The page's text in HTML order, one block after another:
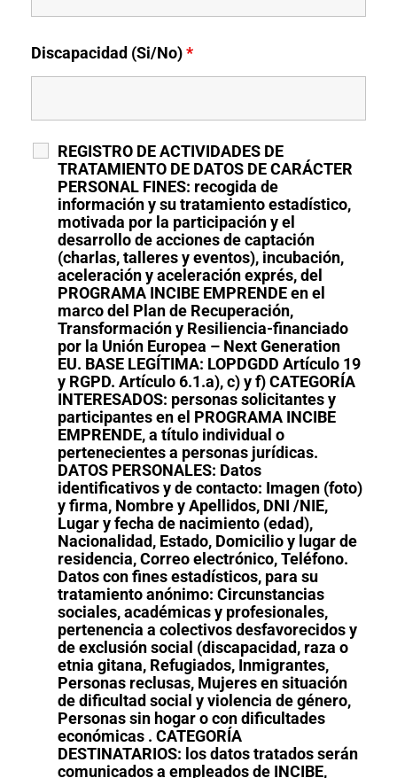
Discapacidad (Si/No)*
REGISTRO DE ACTIVIDADES DE
TRATAMIENTO DE DATOS DE CARÁCTER
PERSONAL FINES: recogida de
información y su tratamiento estadístico,
motivada por la participación y el
desarrollo de acciones de captación
(charlas, talleres y eventos), incubación,
aceleración y aceleración exprés, del
PROGRAMA INCIBE EMPRENDE en el
marco del Plan de Recuperación,
Transformación y Resiliencia-financiado
por la Unión Europea – Next Generation
EU. BASE LEGÍTIMA: LOPDGDD Artículo 19
y RGPD. Artículo 6.1.a), c) y f) CATEGORÍA
INTERESADOS: personas solicitantes y
participantes en el PROGRAMA INCIBE
EMPRENDE, a título individual o
pertenecientes a personas jurídicas.
DATOS PERSONALES: Datos
identificativos y de contacto: Imagen (foto)
y firma, Nombre y Apellidos, DNI /NIE,
Lugar y fecha de nacimiento (edad),
Nacionalidad, Estado, Domicilio y lugar de
residencia, Correo electrónico, Teléfono.
Datos con fines estadísticos, para su
tratamiento anónimo: Circunstancias
sociales, académicas y profesionales,
pertenencia a colectivos desfavorecidos y
de exclusión social (discapacidad, raza o
etnia gitana, Refugiados, Inmigrantes,
Personas reclusas, Mujeres en situación
de dificultad social y violencia de género,
Personas sin hogar o con dificultades
económicas . CATEGORÍA
DESTINATARIOS: los datos tratados serán
comunicados a empleados de INCIBE,